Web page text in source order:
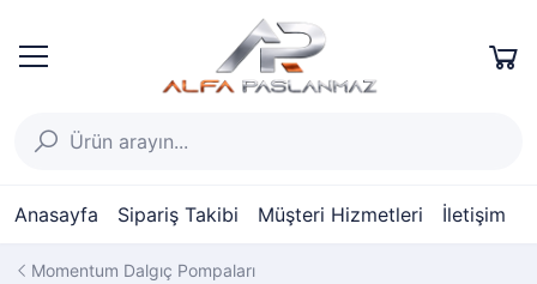
Anasayfa Sipariş Takibi Müşteri Hizmetleri İletişim
Momentum Dalgıç Pompaları